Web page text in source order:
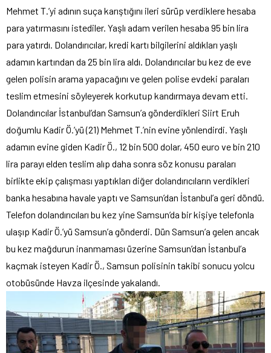
Mehmet T.’yi adının suça karıştığını ileri sürüp verdiklere hesaba
para yatırmasını istediler. Yaşlı adam verilen hesaba 95 bin lira
para yatırdı. Dolandırıcılar, kredi kartı bilgilerini aldıkları yaşlı
adamın kartından da 25 bin lira aldı. Dolandırıcılar bu kez de eve
gelen polisin arama yapacağını ve gelen polise evdeki paraları
teslim etmesini söyleyerek korkutup kandırmaya devam etti.
Dolandırıcılar İstanbul’dan Samsun’a gönderdikleri Siirt Eruh
doğumlu Kadir Ö.’yü (21) Mehmet T.’nin evine yönlendirdi. Yaşlı
adamın evine giden Kadir Ö., 12 bin 500 dolar, 450 euro ve bin 210
lira parayı elden teslim alıp daha sonra söz konusu paraları
birlikte ekip çalışması yaptıkları diğer dolandırıcıların verdikleri
banka hesabına havale yaptı ve Samsun’dan İstanbul’a geri döndü.
Telefon dolandırıcıları bu kez yine Samsun’da bir kişiye telefonla
ulaşıp Kadir Ö.’yü Samsun’a gönderdi. Dün Samsun’a gelen ancak
bu kez mağdurun inanmaması üzerine Samsun’dan İstanbul’a
kaçmak isteyen Kadir Ö., Samsun polisinin takibi sonucu yolcu
otobüsünde Havza ilçesinde yakalandı.